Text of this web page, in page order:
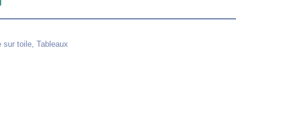
sur toile, Tableaux